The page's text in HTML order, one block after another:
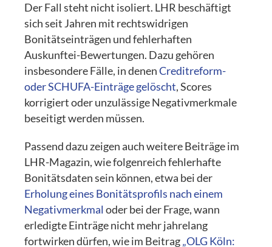
Der Fall steht nicht isoliert. LHR beschäftigt
sich seit Jahren mit rechtswidrigen
Bonitätseinträgen und fehlerhaften
Auskunftei-Bewertungen. Dazu gehören
insbesondere Fälle, in denenCreditreform-
oder SCHUFA-Einträge gelöscht, Scores
korrigiert oder unzulässige Negativmerkmale
beseitigt werden müssen.
Passend dazu zeigen auch weitere Beiträge im
LHR-Magazin, wie folgenreich fehlerhafte
Bonitätsdaten sein können, etwa bei der
Erholung eines Bonitätsprofils nach einem
Negativmerkmal oder bei der Frage, wann
erledigte Einträge nicht mehr jahrelang
fortwirken dürfen, wie im Beitrag„OLG Köln: